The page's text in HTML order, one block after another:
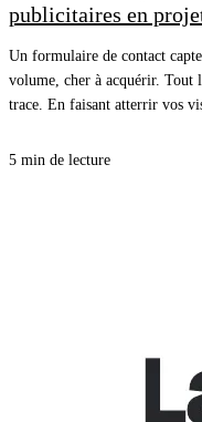
publicitaires en
Un formulaire de contact
volume, cher à acquérir. Tout
trace. En faisant atterrir vos
projet, et chaque simulation
5 min de lecture